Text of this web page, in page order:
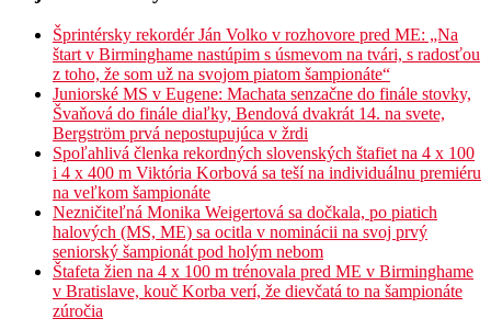
Šprintérsky rekordér Ján Volko v rozhovore pred ME: „Na
štart v Birminghame nastúpim s úsmevom na tvári, s radosťou
z toho, že som už na svojom piatom šampionáte“
Juniorské MS v Eugene: Machata senzačne do finále stovky,
Švaňová do finále diaľky, Bendová dvakrát 14. na svete,
Bergström prvá nepostupujúca v žrdi
Spoľahlivá členka rekordných slovenských štafiet na 4 x 100
i 4 x 400 m Viktória Korbová sa teší na individuálnu premiéru
na veľkom šampionáte
Nezničiteľná Monika Weigertová sa dočkala, po piatich
halových (MS, ME) sa ocitla v nominácii na svoj prvý
seniorský šampionát pod holým nebom
Štafeta žien na 4 x 100 m trénovala pred ME v Birminghame
v Bratislave, kouč Korba verí, že dievčatá to na šampionáte
zúročia